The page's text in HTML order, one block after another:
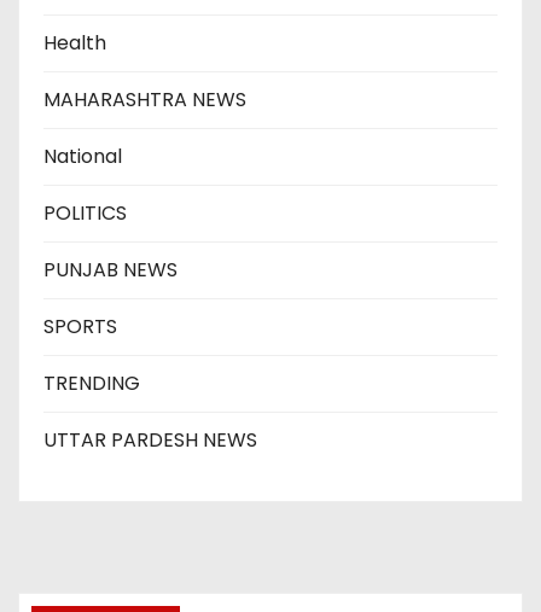
Health
MAHARASHTRA NEWS
National
POLITICS
PUNJAB NEWS
SPORTS
TRENDING
UTTAR PARDESH NEWS